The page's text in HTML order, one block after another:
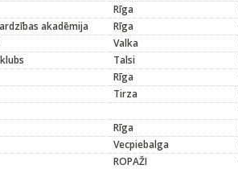
Rīga
akadēmija Rīga
Valka
Talsi
Rīga
Tirza
Rīga
Vecpiebalga
ROPAŽI